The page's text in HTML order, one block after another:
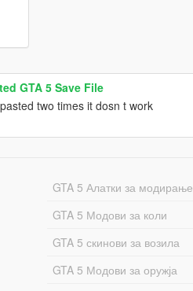
GTA 5 Save File
two times it dosn t work
GTA 5 Алатки за модирање
GTA 5 Модови за коли
GTA 5 скинови за возила
GTA 5 Модови за оружја